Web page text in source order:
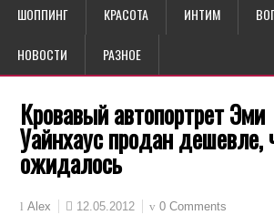
ШОППИНГ КРАСОТА ИНТИМ
НОВОСТИ РАЗНОЕ
Кровавый автопортрет Эми
Уайнхаус продан дешевле,
ожидалось
Alex 12.05.2012 0 Comments